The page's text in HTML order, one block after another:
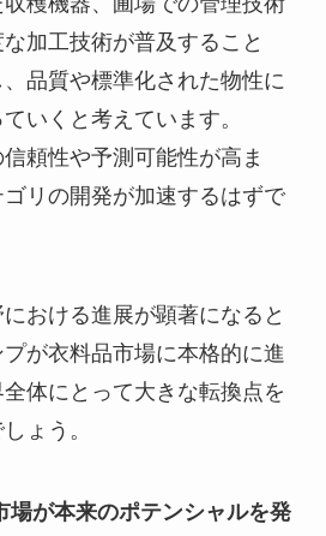
加工技術が普及すること
品質や標準化された物性に
いくと考えています。
頼性や予測可能性が高ま
リの開発が加速するはずで
おける進展が顕著になると
が衣料品市場に本格的に進
体にとって大きな転換点を
ょう。
場が本来のポテンシャルを発